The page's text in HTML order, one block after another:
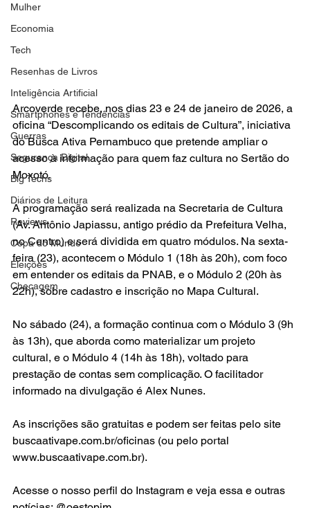
Mulher
Economia
Tech
Resenhas de Livros
Inteligência Artificial
Smartphones e Tendências
Guerras
Segurança Digital
Big Techs
Diários de Leitura
Reviews
Copa do Mundo
Eleições
Checagem
Arcoverde recebe, nos dias 23 e 24 de janeiro de 2026, a
oficina “Descomplicando os editais de Cultura”, iniciativa
do Busca Ativa Pernambuco que pretende ampliar o
acesso à informação para quem faz cultura no Sertão do
Moxotó.
A programação será realizada na Secretaria de Cultura
(Av. Antônio Japiassu, antigo prédio da Prefeitura Velha,
no Centro) e será dividida em quatro módulos. Na sexta-
feira (23), acontecem o Módulo 1 (18h às 20h), com foco
em entender os editais da PNAB, e o Módulo 2 (20h às
22h), sobre cadastro e inscrição no Mapa Cultural.
No sábado (24), a formação continua com o Módulo 3 (9h
às 13h), que aborda como materializar um projeto
cultural, e o Módulo 4 (14h às 18h), voltado para
prestação de contas sem complicação. O facilitador
informado na divulgação é Alex Nunes.
As inscrições são gratuitas e podem ser feitas pelo site
buscaativape.com.br/oficinas (ou pelo portal
www.buscaativape.com.br).
Acesse o nosso perfil do Instagram e veja essa e outras